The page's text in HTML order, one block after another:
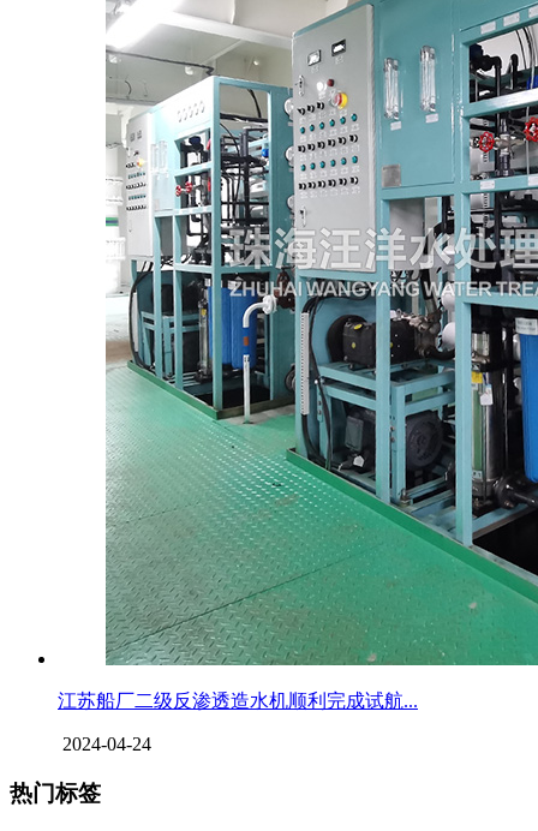
江苏船厂二级反渗透造水机顺利完成试航...
2024-04-24
热门标签